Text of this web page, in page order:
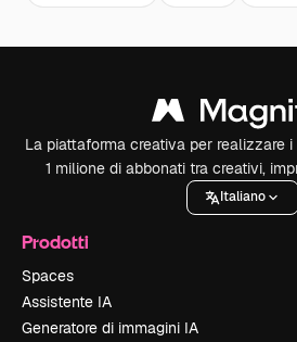
La piattaforma creativa per realizzare
1 milione di abbonati tra creativi,
Italiano
Prodotti
Spaces
Assistente IA
Generatore di immagini IA